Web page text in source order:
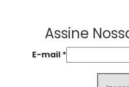
Assine
E-mail *